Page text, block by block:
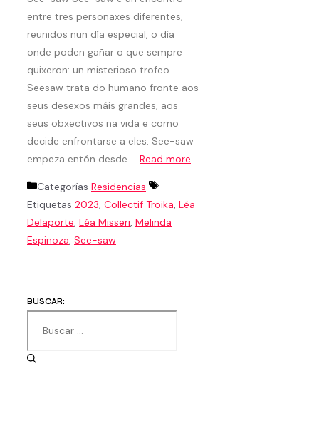
entre tres personaxes diferentes,
reunidos nun día especial, o día
onde poden gañar o que sempre
quixeron: un misterioso trofeo.
Seesaw trata do humano fronte aos
seus desexos máis grandes, aos
seus obxectivos na vida e como
decide enfrontarse a eles. See-saw
empeza entón desde … Read more
Categorías Residencias
Etiquetas 2023, Collectif Troika, Léa
Delaporte, Léa Misseri, Melinda
Espinoza, See-saw
BUSCAR: